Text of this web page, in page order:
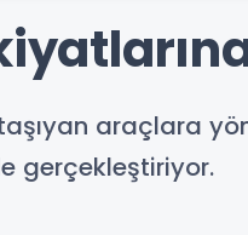
araçlara
gerçekleştiriyor.